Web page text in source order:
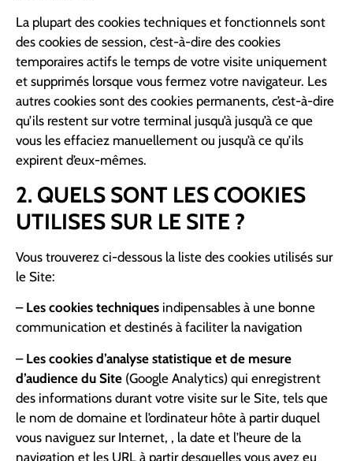
La plupart des cookies techniques et fonctionnels sont
des cookies de session, c’est-à-dire des cookies
temporaires actifs le temps de votre visite uniquement
et supprimés lorsque vous fermez votre navigateur. Les
autres cookies sont des cookies permanents, c’est-à-dire
qu’ils restent sur votre terminal jusqu’à jusqu’à ce que
vous les effaciez manuellement ou jusqu’à ce qu’ils
expirent d’eux-mêmes.
2. QUELS SONT LES COOKIES
UTILISES SUR LE SITE ?
Vous trouverez ci-dessous la liste des cookies utilisés sur
le Site:
– Les cookies techniques indipensables à une bonne
communication et destinés à faciliter la navigation
– Les cookies d’analyse statistique et de mesure
d’audience du Site (Google Analytics) qui enregistrent
des informations durant votre visite sur le Site, tels que
le nom de domaine et l’ordinateur hôte à partir duquel
vous naviguez sur Internet, , la date et l’heure de la
navigation et les URL à partir desquelles vous avez eu